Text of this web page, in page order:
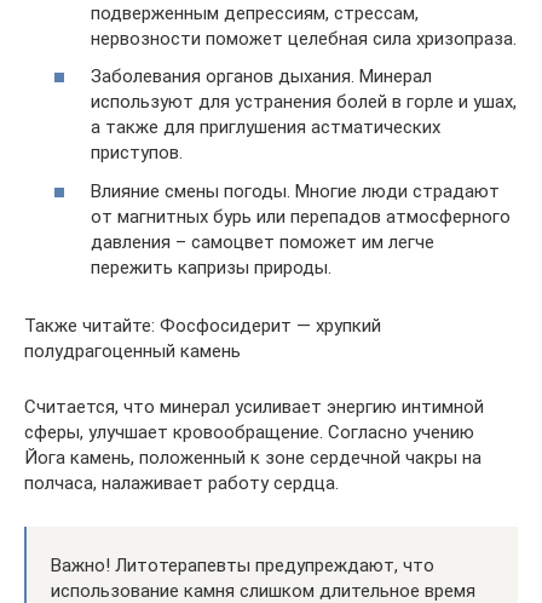
подверженным депрессиям, стрессам,
нервозности поможет целебная сила хризопраза.
Заболевания органов дыхания. Минерал
используют для устранения болей в горле и ушах,
а также для приглушения астматических
приступов.
Влияние смены погоды. Многие люди страдают
от магнитных бурь или перепадов атмосферного
давления – самоцвет поможет им легче
пережить капризы природы.
Также читайте: Фосфосидерит — хрупкий
полудрагоценный камень
Считается, что минерал усиливает энергию интимной
сферы, улучшает кровообращение. Согласно учению
Йога камень, положенный к зоне сердечной чакры на
полчаса, налаживает работу сердца.
Важно! Литотерапевты предупреждают, что
использование камня слишком длительное время